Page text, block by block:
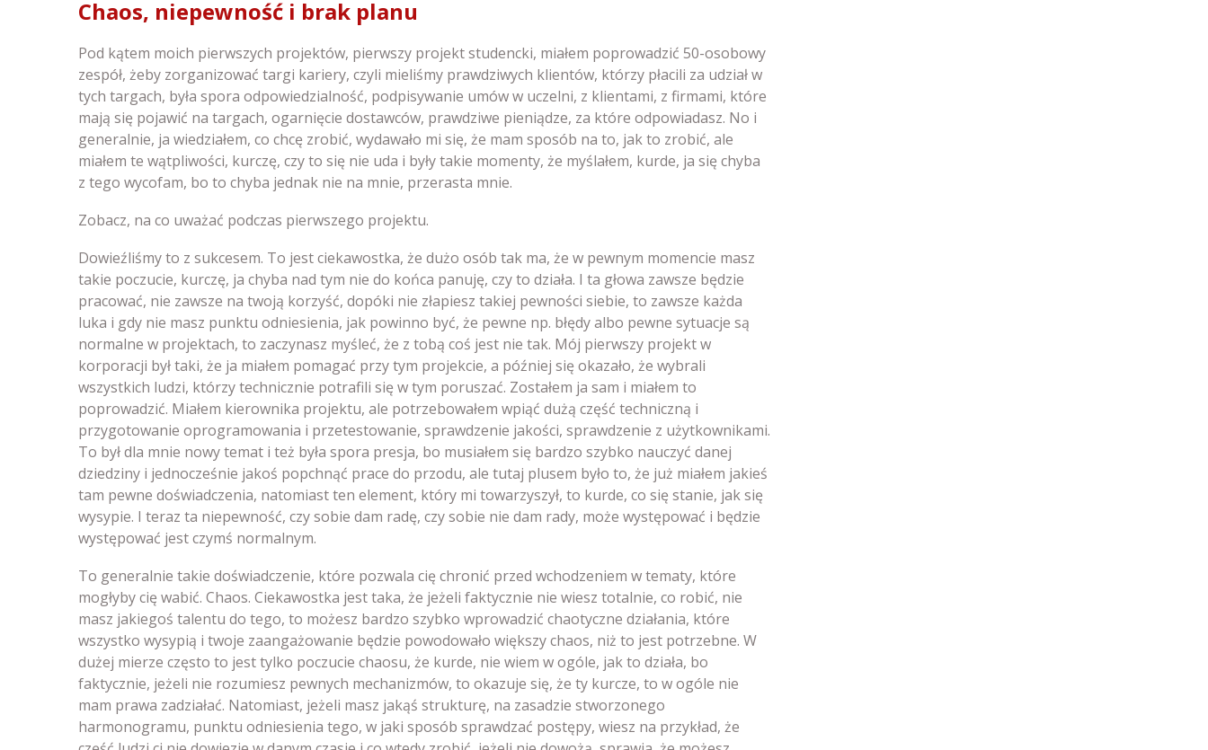
Chaos, niepewność i brak planu
Pod kątem moich pierwszych projektów, pierwszy projekt studencki, miałem poprowadzić 50-osobowy
zespół, żeby zorganizować targi kariery, czyli mieliśmy prawdziwych klientów, którzy płacili za udział w
tych targach, była spora odpowiedzialność, podpisywanie umów w uczelni, z klientami, z firmami, które
mają się pojawić na targach, ogarnięcie dostawców, prawdziwe pieniądze, za które odpowiadasz. No i
generalnie, ja wiedziałem, co chcę zrobić, wydawało mi się, że mam sposób na to, jak to zrobić, ale
miałem te wątpliwości, kurczę, czy to się nie uda i były takie momenty, że myślałem, kurde, ja się chyba
z tego wycofam, bo to chyba jednak nie na mnie, przerasta mnie.
Zobacz, na co uważać podczas pierwszego projektu.
Dowieźliśmy to z sukcesem. To jest ciekawostka, że dużo osób tak ma, że w pewnym momencie masz
takie poczucie, kurczę, ja chyba nad tym nie do końca panuję, czy to działa. I ta głowa zawsze będzie
pracować, nie zawsze na twoją korzyść, dopóki nie złapiesz takiej pewności siebie, to zawsze każda
luka i gdy nie masz punktu odniesienia, jak powinno być, że pewne np. błędy albo pewne sytuacje są
normalne w projektach, to zaczynasz myśleć, że z tobą coś jest nie tak. Mój pierwszy projekt w
korporacji był taki, że ja miałem pomagać przy tym projekcie, a później się okazało, że wybrali
wszystkich ludzi, którzy technicznie potrafili się w tym poruszać. Zostałem ja sam i miałem to
poprowadzić. Miałem kierownika projektu, ale potrzebowałem wpiąć dużą część techniczną i
przygotowanie oprogramowania i przetestowanie, sprawdzenie jakości, sprawdzenie z użytkownikami.
To był dla mnie nowy temat i też była spora presja, bo musiałem się bardzo szybko nauczyć danej
dziedziny i jednocześnie jakoś popchnąć prace do przodu, ale tutaj plusem było to, że już miałem jakieś
tam pewne doświadczenia, natomiast ten element, który mi towarzyszył, to kurde, co się stanie, jak się
wysypie. I teraz ta niepewność, czy sobie dam radę, czy sobie nie dam rady, może występować i będzie
występować jest czymś normalnym.
To generalnie takie doświadczenie, które pozwala cię chronić przed wchodzeniem w tematy, które
mogłyby cię wabić. Chaos. Ciekawostka jest taka, że jeżeli faktycznie nie wiesz totalnie, co robić, nie
masz jakiegoś talentu do tego, to możesz bardzo szybko wprowadzić chaotyczne działania, które
wszystko wysypią i twoje zaangażowanie będzie powodowało większy chaos, niż to jest potrzebne. W
dużej mierze często to jest tylko poczucie chaosu, że kurde, nie wiem w ogóle, jak to działa, bo
faktycznie, jeżeli nie rozumiesz pewnych mechanizmów, to okazuje się, że ty kurcze, to w ogóle nie
mam prawa zadziałać. Natomiast, jeżeli masz jakąś strukturę, na zasadzie stworzonego
harmonogramu, punktu odniesienia tego, w jaki sposób sprawdzać postępy, wiesz na przykład, że